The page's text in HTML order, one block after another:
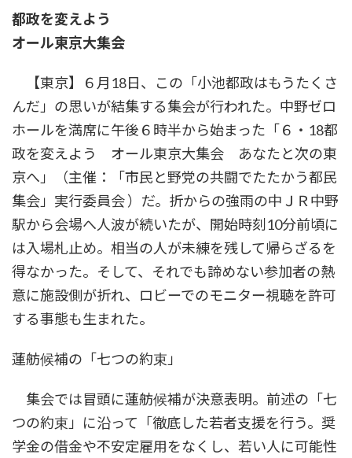
都政を変えよう
オール東京大集会
【東京】６月18日、この「小池都政はもうたくさ
んだ」の思いが結集する集会が行われた。中野ゼロ
ホールを満席に午後６時半から始まった「６・18都
政を変えよう オール東京大集会 あなたと次の東
京へ」（主催：「市民と野党の共闘でたたかう都民
集会」実行委員会 ）だ。折からの強雨の中ＪＲ中野
駅から会場へ人波が続いたが、開始時刻10分前頃に
は入場札止め。相当の人が未練を残して帰らざるを
得なかった。そして、それでも諦めない参加者の熱
意に施設側が折れ、ロビーでのモニター視聴を許可
する事態も生まれた。
蓮舫候補の「七つの約束」
集会では冒頭に蓮舫候補が決意表明。前述の「七
つの約束」に沿って「徹底した若者支援を行う。奨
学金の借金や不安定雇用をなくし、若い人に可能性